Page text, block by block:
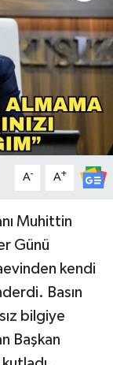
A- A+
Muhittin
Günü
kendi
Basın
bilgiye
Başkan